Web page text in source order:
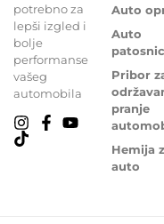
potrebno za
lepši izgled i
bolje
performanse
vašeg
automobila
Auto
Auto
Pribor
pranje
Hemija
auto